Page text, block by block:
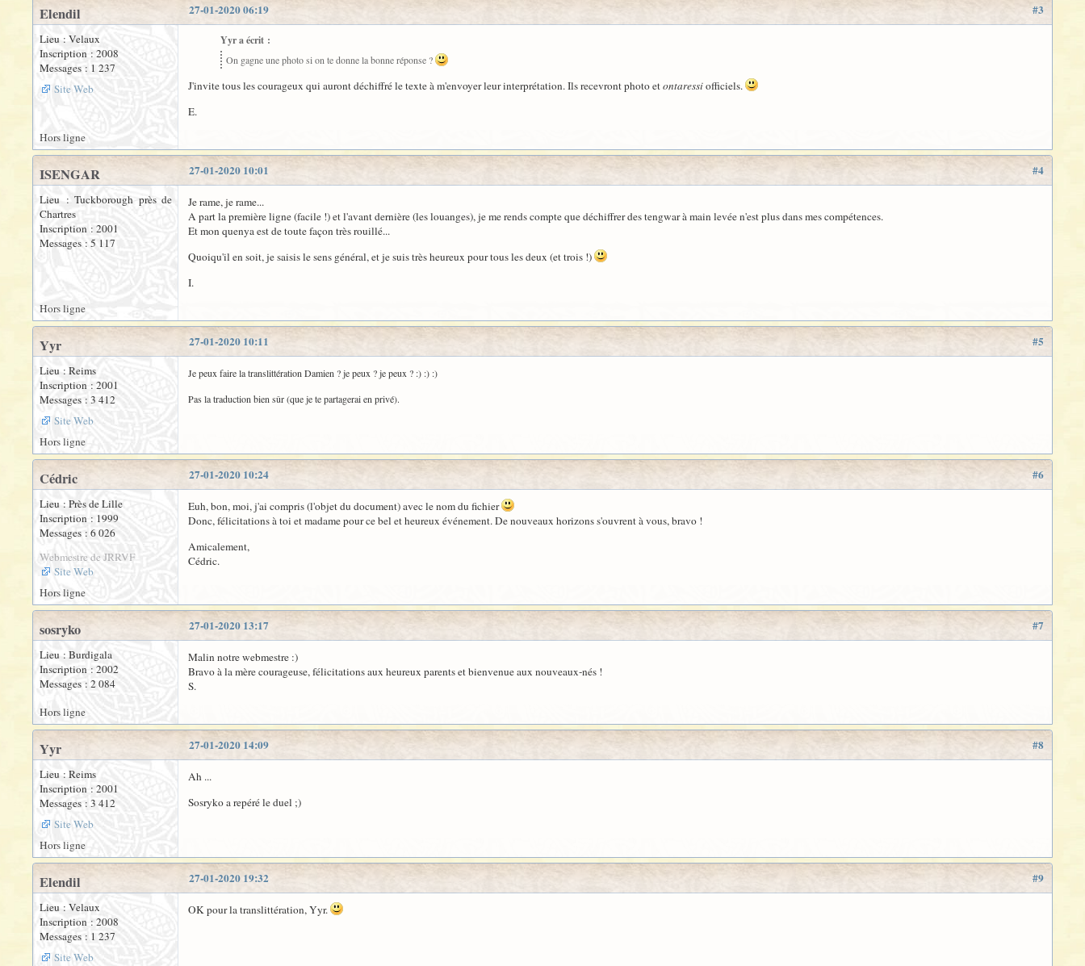
#3
27-01-2020 06:19
Elendil
Lieu : Velaux
Inscription : 2008
Messages : 1 237
Site Web
Yyr a écrit :
On gagne une photo si on te donne la bonne réponse ?
J'invite tous les courageux qui auront déchiffré le texte à m'envoyer leur interprétation. Ils recevront photo etontaressiofficiels.
E.
Hors ligne
#4
27-01-2020 10:01
ISENGAR
Lieu : Tuckborough près de
Chartres
Inscription : 2001
Messages : 5 117
Je rame, je rame...
A part la première ligne (facile !) et l'avant dernière (les louanges), je me rends compte que déchiffrer des tengwar à main levée n'est plus dans mes compétences.
Et mon quenya est de toute façon très rouillé...
Quoiqu'il en soit, je saisis le sens général, et je suis très heureux pour tous les deux (et trois !)
I.
Hors ligne
#5
27-01-2020 10:11
Yyr
Lieu : Reims
Inscription : 2001
Messages : 3 412
Site Web
Je peux faire la translittération Damien ? je peux ? je peux ? :) :) :)
Pas la traduction bien sûr (que je te partagerai en privé).
Hors ligne
#6
27-01-2020 10:24
Cédric
Lieu : Près de Lille
Inscription : 1999
Messages : 6 026
Webmestre de JRRVF
Site Web
Euh, bon, moi, j'ai compris (l'objet du document) avec le nom du fichier
Donc, félicitations à toi et madame pour ce bel et heureux événement. De nouveaux horizons s'ouvrent à vous, bravo !
Amicalement,
Cédric.
Hors ligne
#7
27-01-2020 13:17
sosryko
Lieu : Burdigala
Inscription : 2002
Messages : 2 084
Malin notre webmestre :)
Bravo à la mère courageuse, félicitations aux heureux parents et bienvenue aux nouveaux-nés !
S.
Hors ligne
#8
27-01-2020 14:09
Yyr
Lieu : Reims
Inscription : 2001
Messages : 3 412
Site Web
Ah ...
Sosryko a repéré le duel ;)
Hors ligne
#9
27-01-2020 19:32
Elendil
Lieu : Velaux
Inscription : 2008
Messages : 1 237
Site Web
OK pour la translittération, Yyr.